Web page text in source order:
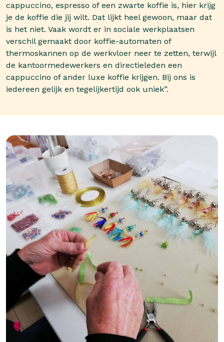
cappuccino, espresso of een zwarte koffie is, hier krijg
je de koffie die jij wilt. Dat lijkt heel gewoon, maar dat
is het niet. Vaak wordt er in sociale werkplaatsen
verschil gemaakt door koffie-automaten of
thermoskannen op de werkvloer neer te zetten, terwijl
de kantoormedewerkers en directieleden een
cappuccino of ander luxe koffie krijgen. Bij ons is
iedereen gelijk en tegelijkertijd ook uniek”.